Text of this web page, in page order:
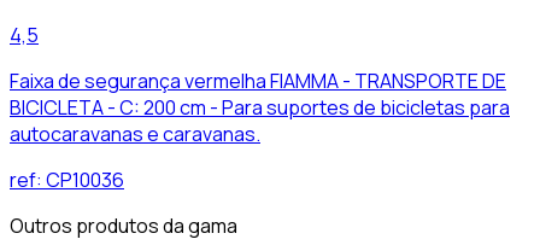
4,5
Faixa de segurança vermelha FIAMMA - TRANSPORTE DE
BICICLETA - C: 200 cm - Para suportes de bicicletas para
autocaravanas e caravanas.
ref: CP10036
Outros produtos da gama